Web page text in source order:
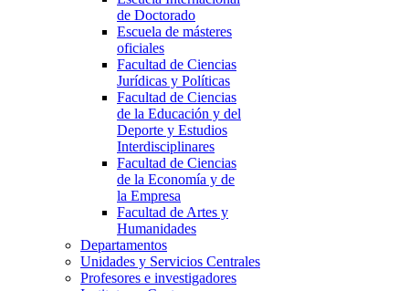
de Doctorado
Escuela de másteres
oficiales
Facultad de Ciencias
Jurídicas y Políticas
Facultad de Ciencias
de la Educación y del
Deporte y Estudios
Interdisciplinares
Facultad de Ciencias
de la Economía y de
la Empresa
Facultad de Artes y
Humanidades
Departamentos
Unidades y Servicios Centrales
Profesores e investigadores